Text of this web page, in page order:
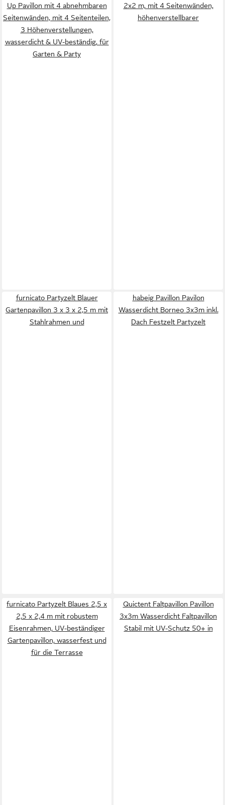
Up Pavillon mit 4 abnehmbaren
Seitenwänden, mit 4 Seitenteilen,
3 Höhenverstellungen,
wasserdicht & UV-beständig, für
Garten & Party
2x2 m, mit 4 Seitenwänden,
höhenverstellbarer
furnicato Partyzelt Blauer
Gartenpavillon 3 x 3 x 2,5 m mit
Stahlrahmen und
habeig Pavillon Pavilon
Wasserdicht Borneo 3x3m inkl.
Dach Festzelt Partyzelt
furnicato Partyzelt Blaues 2,5 x
2,5 x 2,4 m mit robustem
Eisenrahmen, UV-beständiger
Gartenpavillon, wasserfest und
für die Terrasse
Quictent Faltpavillon Pavillon
3x3m Wasserdicht Faltpavillon
Stabil mit UV-Schutz 50+ in